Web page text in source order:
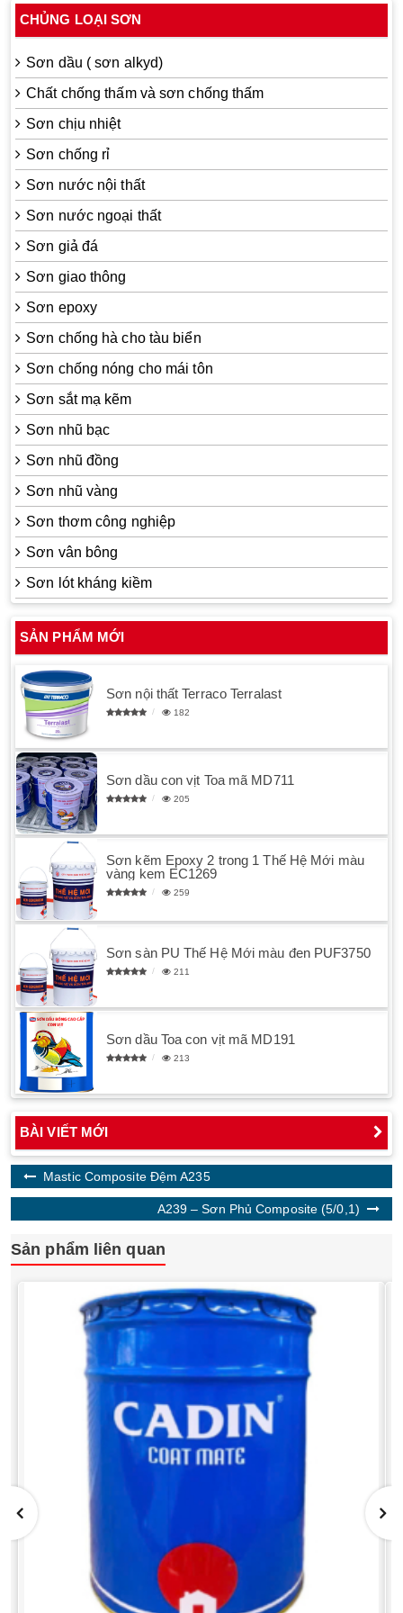
CHỦNG LOẠI SƠN
Sơn dầu ( sơn alkyd)
Chất chống thấm và sơn chống thấm
Sơn chịu nhiệt
Sơn chống rỉ
Sơn nước nội thất
Sơn nước ngoại thất
Sơn giả đá
Sơn giao thông
Sơn epoxy
Sơn chống hà cho tàu biển
Sơn chống nóng cho mái tôn
Sơn sắt mạ kẽm
Sơn nhũ bạc
Sơn nhũ đồng
Sơn nhũ vàng
Sơn thơm công nghiệp
Sơn vân bông
Sơn lót kháng kiềm
SẢN PHẨM MỚI
Sơn nội thất Terraco Terralast
182
Sơn dầu con vịt Toa mã MD711
205
Sơn kẽm Epoxy 2 trong 1 Thế Hệ Mới màu
vàng kem EC1269
259
Sơn sàn PU Thế Hệ Mới màu đen PUF3750
211
Sơn dầu Toa con vịt mã MD191
213
BÀI VIẾT MỚI
Mastic Composite Đệm A235
A239 – Sơn Phủ Composite (5/0,1)
Sản phẩm liên quan